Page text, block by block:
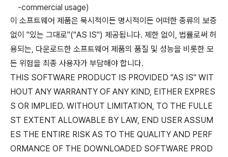
-commercial usage)
이 소프트웨어 제품은 묵시적이든 명시적이든 어떠한 종류의 보증
없이 "있는 그대로"("AS IS") 제공됩니다. 제한 없이, 법률로써 허
용되는, 다운로드한 소프트웨어 제품의 품질 및 성능을 비롯한 모
든 위험을 최종 사용자가 부담해야 합니다.
THIS SOFTWARE PRODUCT IS PROVIDED "AS IS" WIT
HOUT ANY WARRANTY OF ANY KIND, EITHER EXPRES
S OR IMPLIED. WITHOUT LIMITATION, TO THE FULLE
ST EXTENT ALLOWABLE BY LAW, END USER ASSUM
ES THE ENTIRE RISK AS TO THE QUALITY AND PERF
ORMANCE OF THE DOWNLOADED SOFTWARE PROD